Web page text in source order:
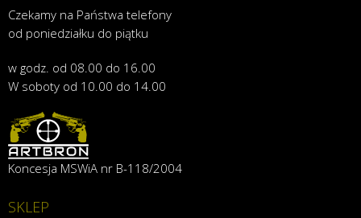
Czekamy na Państwa telefony
od poniedziałku do piątku
w godz. od 08.00 do 16.00
W soboty od 10.00 do 14.00
Koncesja MSWiA nr B-118/2004
SKLEP